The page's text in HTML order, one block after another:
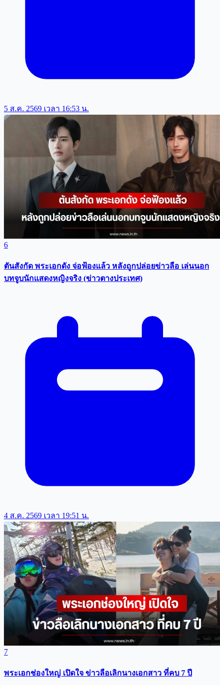
5 ส.ค. 2569 เวลา 16:53 น.
6
ตันสังกัด พระเอกดัง จ่อฟ้องแล้ว หลังถูกปล่อยข่าวลือ เล่นนอก
บทจูบนักแสดงหญิงจริง (ข่าวตางประเทศ)
4 ส.ค. 2569 เวลา 19:51 น.
7
พระเอกช่องใหญ่ เปิดใจ ข่าวลือเลิกนางเอกสาว ที่คบ 7 ปี